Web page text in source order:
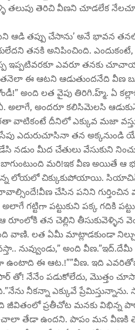
తలుపు తెరిచి వీణని చూడలేక
ఆడి తప్పు చేసాను’ అనే భావన
తనకి అనిపించింది.
ఇప్పటివరకూ ఎవరూ తనకు
ఈ ఆటని ఆడుతుందనేది వీణ
అంది లత వైపు తిరిగి.హ్మ్. ఏ
అందరూ కలిసిమెలసి
వాటికంటే దీనిలో ఎక్కువ మజా
ఎదురుచూసినా తన
మీద చేతులు వేసుకుని
బాగుంటుంది మరి!ఇక వీణ అయితే ఆ
లోయలో చిక్కుకుపోయాయి. సియాచిన్
చేసిన పనిని గుర్తించిన
గట్టిగా పట్టుకుని పక్క గదికి
రూంలోకి తన చెల్లిని తీసుకువెళ్ళిన
వాణి. లత ఏమీ మాట్లాడకుండా
అంది వీణ.”ఇద్.దేమీ
ఉంటాది ఈ ఆట.!””వీణ. ఇది
నేనేం పడుకోలేదు, మొత్తం
నీకన్నా ఎక్కువే
ప్రతీచోట మనకు విభిన్న
తేడా ఉందని. పాపం మన వీణకి